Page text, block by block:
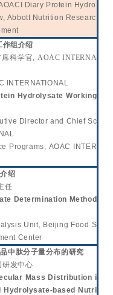
Diary Protein Hydro
Abbott Nutrition Researc
作组介绍
科学官, AOAC INTERNA
INTERNATIONAL
Hydrolysate Working
Director and Chief Sc
Programs, AOAC INTER
绍
任
Determination Method
Unit, Beijing Food S
Center
中肽分子量分布的研究
研发中心
Mass Distribution i
Hydrolysate-based Nutri